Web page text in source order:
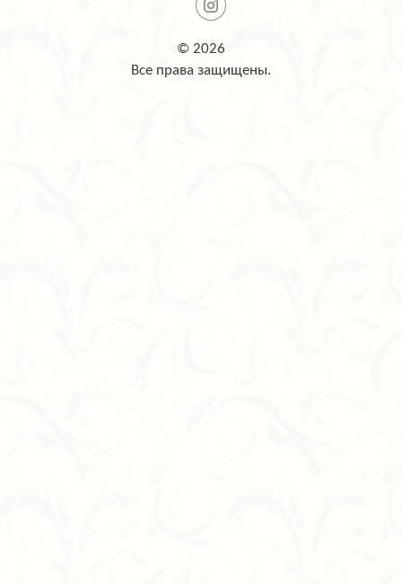
© 2026
Все права защищены.